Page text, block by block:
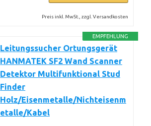
Preis inkl. MwSt., zzgl. Versandkosten
EMPFEHLUNG
Leitungssucher Ortungsgerät
HANMATEK SF2 Wand Scanner
Detektor Multifunktional Stud
Finder
Holz/Eisenmetalle/Nichteisenm
etalle/Kabel